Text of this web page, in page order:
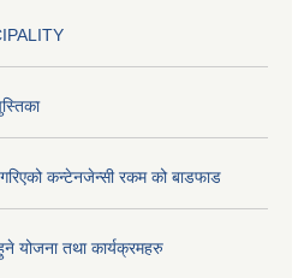
कन्टेनजेन्सी रकम को बाडफाड
तथा कार्यक्रमहरु